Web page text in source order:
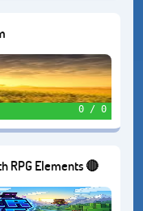
0 / 0
RPG Elements 🔴